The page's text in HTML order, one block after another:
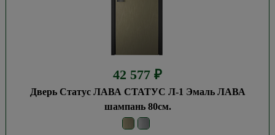
42 577 ₽
Дверь Статус ЛАВА СТАТУС Л-1 Эмаль ЛАВА
шампань 80см.